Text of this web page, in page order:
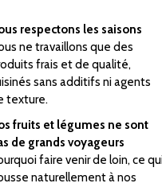
respectons les saisons
ne travaillons que des
frais et de qualité,
sans additifs ni agents
texture.
fruits et légumes ne sont
de grands voyageurs
faire venir de loin, ce
naturellement à nos